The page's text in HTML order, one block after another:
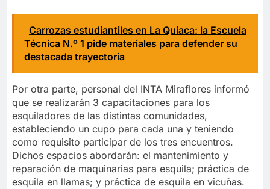
Carrozas estudiantiles en La Quiaca: la Escuela
Técnica N.º 1 pide materiales para defender su
destacada trayectoria
Por otra parte, personal del INTA Miraflores informó
que se realizarán 3 capacitaciones para los
esquiladores de las distintas comunidades,
estableciendo un cupo para cada una y teniendo
como requisito participar de los tres encuentros.
Dichos espacios abordarán: el mantenimiento y
reparación de maquinarias para esquila; práctica de
esquila en llamas; y práctica de esquila en vicuñas.